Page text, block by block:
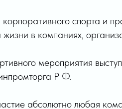
корпоративного спорта и
жизни в компаниях,
мероприятия
Р Ф.
абсолютно любая